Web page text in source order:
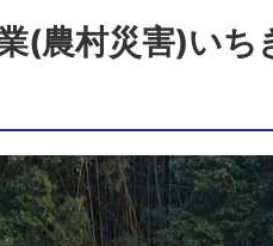
(農村災害)い